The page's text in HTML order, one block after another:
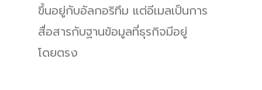
ขึ้นอยู่กับอัลกอริทึม แต่อีเมลเป็นการ
สื่อสารกับฐานข้อมูลที่ธุรกิจมีอยู่
โดยตรง